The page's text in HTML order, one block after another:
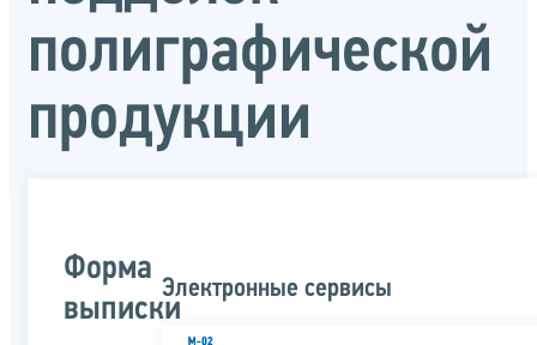
полиграфической
продукции
Форма
выписки
Электронные сервисы